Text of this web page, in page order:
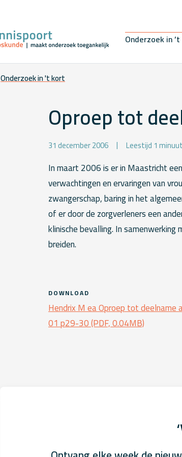
Onderzoek in
Onderzoek in 't kort
Oproep tot
31 december 2006 Leestijd 1 minuut
In maart 2006 is er in Maastricht
verwachtingen en ervaringen van
zwangerschap, baring in het
of er door de zorgverleners een
klinische bevalling. In
breiden.
DOWNLOAD
Hendrix M ea Oproep tot deelname
01 p29-30 (PDF, 0.04MB)